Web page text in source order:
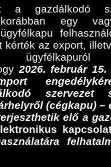
a gazdálkodó
egy
kérték az export,
ügyfélkapuról
2026. február
szervezet
(cégkapu) –
elő a